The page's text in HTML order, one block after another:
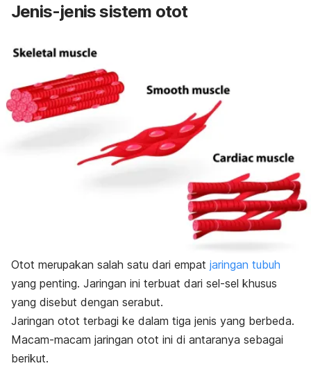
Jenis-jenis sistem otot
Otot merupakan salah satu dari empat jaringan tubuh
yang penting. Jaringan ini terbuat dari sel-sel khusus
yang disebut dengan serabut.
Jaringan otot terbagi ke dalam tiga jenis yang berbeda.
Macam-macam jaringan otot ini di antaranya sebagai
berikut.